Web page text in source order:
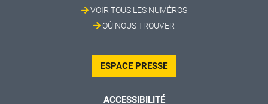
VOIR TOUS LES NUMÉROS
OÙ NOUS TROUVER
ESPACE PRESSE
ACCESSIBILITÉ